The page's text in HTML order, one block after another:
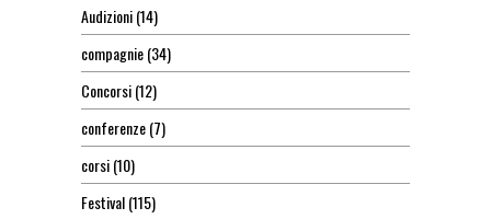
Audizioni(14)
compagnie(34)
Concorsi(12)
conferenze(7)
corsi(10)
Festival(115)